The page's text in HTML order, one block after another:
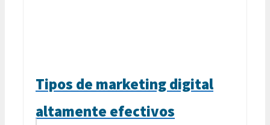
Tipos de marketing digital
altamente efectivos